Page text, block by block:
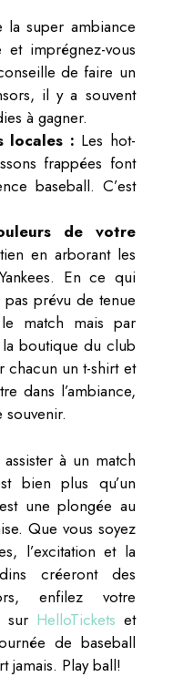
la super ambiance
imprégnez-vous
de faire un
il y a souvent
à gagner.
locales : Les hot-
frappées font
baseball. C’est
de votre
en arborant les
En ce qui
pas prévu de tenue
match mais par
boutique du club
un t-shirt et
dans l’ambiance,
souvenir.
à un match
bien plus qu’un
une plongée au
Que vous soyez
l’excitation et la
créeront des
enfilez votre
sur HelloTickets et
de baseball
jamais. Play ball!